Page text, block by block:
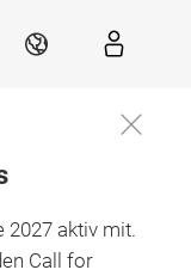
DE
2027 aktiv mit.
Call for